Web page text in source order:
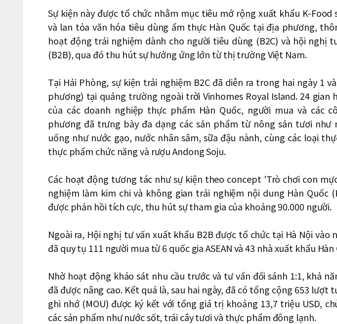
Sự kiện này được tổ chức nhằm mục tiêu mở rộng xuất khẩu K-Food
và lan tỏa văn hóa tiêu dùng ẩm thực Hàn Quốc tại địa phương,
hoạt động trải nghiệm dành cho người tiêu dùng (B2C) và hội nghị
(B2B), qua đó thu hút sự hưởng ứng lớn từ thị trường Việt Nam.
Tại Hải Phòng, sự kiện trải nghiệm B2C đã diễn ra trong hai ngày 1
phương) tại quảng trường ngoài trời Vinhomes Royal Island. 24 gian
của các doanh nghiệp thực phẩm Hàn Quốc, người mua và các
phương đã trưng bày đa dạng các sản phẩm từ nông sản tươi như
uống như nước gạo, nước nhân sâm, sữa đậu nành, cùng các loại
thực phẩm chức năng và rượu Andong Soju.
Các hoạt động tương tác như sự kiện theo concept 'Trò chơi con
nghiệm làm kim chi và không gian trải nghiệm nội dung Hàn Quốc
được phản hồi tích cực, thu hút sự tham gia của khoảng 90.000 người.
Ngoài ra, Hội nghị tư vấn xuất khẩu B2B được tổ chức tại Hà Nội vào
đã quy tụ 111 người mua từ 6 quốc gia ASEAN và 43 nhà xuất khẩu Hàn
Nhờ hoạt động khảo sát nhu cầu trước và tư vấn đối sánh 1:1, khả
đã được nâng cao. Kết quả là, sau hai ngày, đã có tổng cộng 653 lượt
ghi nhớ (MOU) được ký kết với tổng giá trị khoảng 13,7 triệu USD,
các sản phẩm như nước sốt, trái cây tươi và thực phẩm đông lạnh.